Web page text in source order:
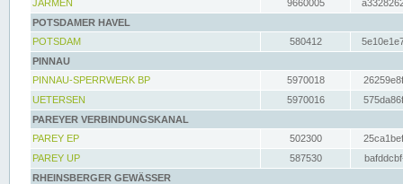
JARMEN
9660005
POTSDAMER HAVEL
POTSDAM
580412
PINNAU
PINNAU-SPERRWERK BP
5970018
UETERSEN
5970016
PAREYER VERBINDUNGSKANAL
PAREY EP
502300
PAREY UP
587530
RHEINSBERGER GEWÄSSER